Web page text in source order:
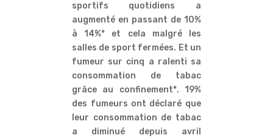
sportifs quotidiens a
augmenté en passant de 10%
à 14%* et cela malgré les
salles de sport fermées. Et un
fumeur sur cinq a ralenti sa
consommation de tabac
grâce au confinement*. 19%
des fumeurs ont déclaré que
leur consommation de tabac
a diminué depuis avril